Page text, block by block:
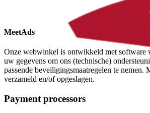
MeetAds
Onze webwinkel is ontwikkeld met software
uw gegevens om ons (technische)
passende beveiligingsmaatregelen te
verzameld en/of opgeslagen.
Payment processors